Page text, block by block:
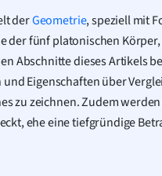
derGeometrie, speziell mit
der fünf platonischen
Abschnitte dieses Artikels
Eigenschaften über
zu zeichnen. Zudem
ehe eine tiefgründige